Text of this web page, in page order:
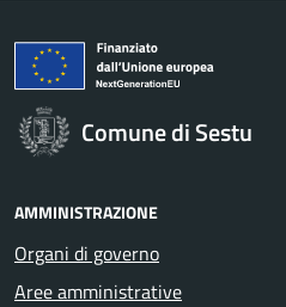
Comune di Sestu
AMMINISTRAZIONE
Organi di governo
Aree amministrative